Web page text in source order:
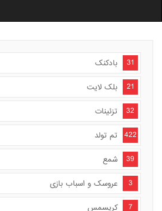
بادکنک
31
بلک لایت
21
تزئینات
32
تم تولد 422
شمع
39
عروسک و اسباب بازی
3
کریسمس
7